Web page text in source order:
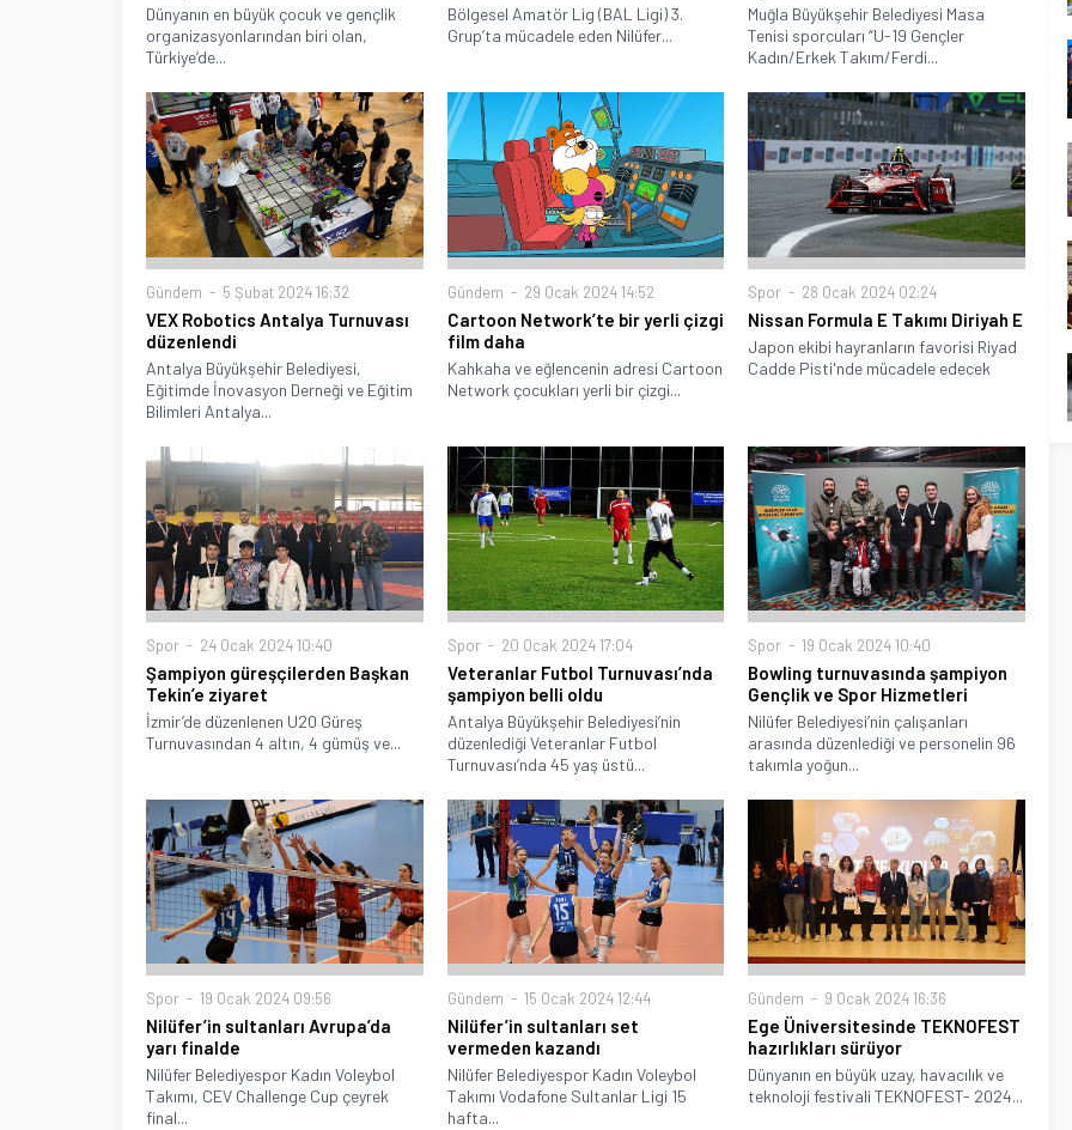
Dünyanın en büyük çocuk ve gençlik
organizasyonlarından biri olan,
Türkiye’de...
Bölgesel Amatör Lig (BAL Ligi) 3.
Grup’ta mücadele eden Nilüfer...
Muğla Büyükşehir Belediyesi Masa
Tenisi sporcuları “U-19 Gençler
Kadın/Erkek Takım/Ferdi...
Gündem 5 Şubat 2024 16:32
VEX Robotics Antalya Turnuvası
düzenlendi
Antalya Büyükşehir Belediyesi,
Eğitimde İnovasyon Derneği ve Eğitim
Bilimleri Antalya...
Gündem 29 Ocak 2024 14:52
Cartoon Network’te bir yerli çizgi
film daha
Kahkaha ve eğlencenin adresi Cartoon
Network çocukları yerli bir çizgi...
Spor 28 Ocak 2024 02:24
Nissan Formula E Takımı Diriyah E
Japon ekibi hayranların favorisi Riyad
Cadde Pisti'nde mücadele edecek
Spor 24 Ocak 2024 10:40
Şampiyon güreşçilerden Başkan
Tekin’e ziyaret
İzmir’de düzenlenen U20 Güreş
Turnuvasından 4 altın, 4 gümüş ve...
Spor 20 Ocak 2024 17:04
Veteranlar Futbol Turnuvası’nda
şampiyon belli oldu
Antalya Büyükşehir Belediyesi’nin
düzenlediği Veteranlar Futbol
Turnuvası’nda 45 yaş üstü...
Spor 19 Ocak 2024 10:40
Bowling turnuvasında şampiyon
Gençlik ve Spor Hizmetleri
Nilüfer Belediyesi’nin çalışanları
arasında düzenlediği ve personelin 96
takımla yoğun...
Spor 19 Ocak 2024 09:56
Nilüfer’in sultanları Avrupa’da
yarı finalde
Nilüfer Belediyespor Kadın Voleybol
Takımı, CEV Challenge Cup çeyrek
final...
Gündem 15 Ocak 2024 12:44
Nilüfer’in sultanları set
vermeden kazandı
Nilüfer Belediyespor Kadın Voleybol
Takımı Vodafone Sultanlar Ligi 15
hafta...
Gündem 9 Ocak 2024 16:36
Ege Üniversitesinde TEKNOFEST
hazırlıkları sürüyor
Dünyanın en büyük uzay, havacılık ve
teknoloji festivali TEKNOFEST- 2024...